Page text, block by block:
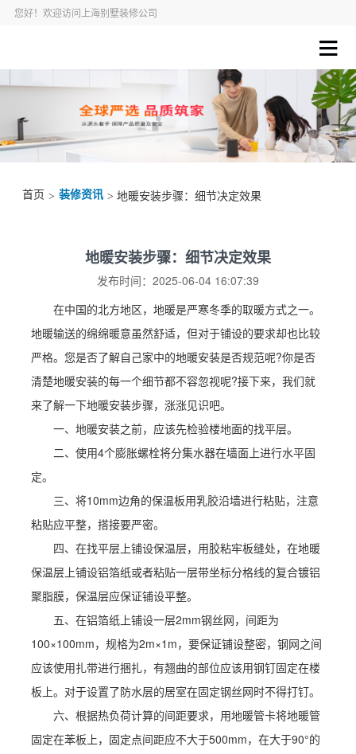
您好！欢迎访问上海别墅装修公司
首页 > 装修资讯 > 地暖安装步骤：细节决定效果
地暖安装步骤：细节决定效果
发布时间：2025-06-04 16:07:39
在中国的北方地区，地暖是严寒冬季的取暖方式之一。
地暖输送的绵绵暖意虽然舒适，但对于铺设的要求却也比较
严格。您是否了解自己家中的地暖安装是否规范呢?你是否
清楚地暖安装的每一个细节都不容忽视呢?接下来，我们就
来了解一下地暖安装步骤，涨涨见识吧。
一、地暖安装之前，应该先检验楼地面的找平层。
二、使用4个膨胀螺栓将分集水器在墙面上进行水平固
定。
三、将10mm边角的保温板用乳胶沿墙进行粘贴，注意
粘贴应平整，搭接要严密。
四、在找平层上铺设保温层，用胶粘牢板缝处，在地暖
保温层上铺设铝箔纸或者粘贴一层带坐标分格线的复合镀铝
聚脂膜，保温层应保证铺设平整。
五、在铝箔纸上铺设一层2mm钢丝网，间距为
100×100mm，规格为2m×1m，要保证铺设整密，钢网之间
应该使用扎带进行捆扎，有翘曲的部位应该用钢钉固定在楼
板上。对于设置了防水层的居室在固定钢丝网时不得打钉。
六、根据热负荷计算的间距要求，用地暖管卡将地暖管
固定在苯板上，固定点间距应不大于500mm，在大于90°的